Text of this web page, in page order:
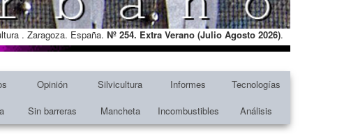
. Zaragoza. España. Nº 254. Extra Verano (Julio Agosto 2026).
Opinión Silvicultura Informes
Tecnologías
Sin barreras Mancheta Incombustibles Análisis